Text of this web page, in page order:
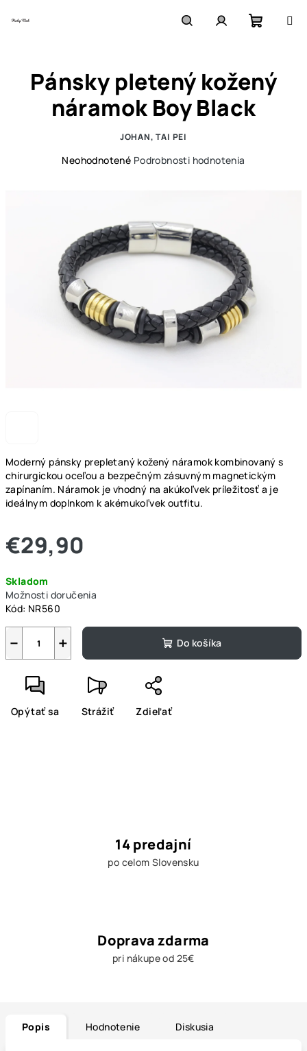
košík
Moderný pánsky prepletaný kožený náramok kombinovaný s
chirurgickou oceľou a bezpečným zásuvným magnetickým
zapínaním. Náramok je vhodný na akúkoľvek príležitosť a je
ideálnym doplnkom k akémukoľvek outfitu.
€29,90
cena:
Skladom
Možnosti doručenia
Kód: NR560
+
− Do košíka
Opýtať sa Strážiť Zdieľať
Pánsky pletený kožený
náramok Boy Black
JOHAN, TAI PEI
Priemerné
hviezdičiek.
Neohodnotené Podrobnosti hodnotenia
14 predajní
po celom Slovensku
Doprava zdarma
pri nákupe od 25€
Popis Hodnotenie Diskusia